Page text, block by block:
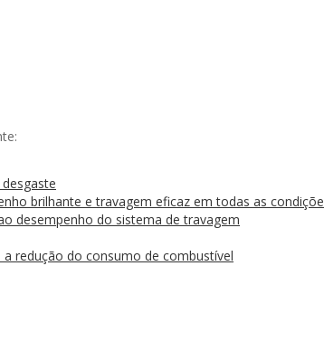
brilhante e travagem eficaz em todas as
desempenho do sistema de travagem
redução do consumo de combustível